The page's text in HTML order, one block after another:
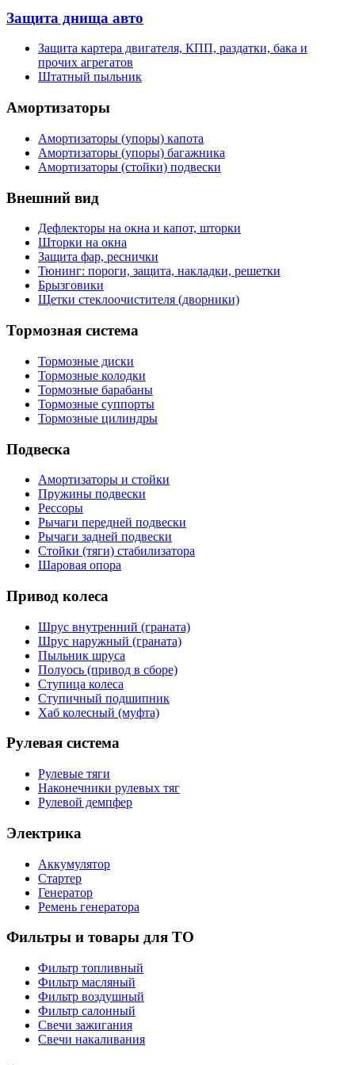
Защита днища авто
Защита картера двигателя, КПП, раздатки, бака и
прочих агрегатов
Штатный пыльник
Амортизаторы
Амортизаторы (упоры) капота
Амортизаторы (упоры) багажника
Амортизаторы (стойки) подвески
Внешний вид
Дефлекторы на окна и капот, шторки
Шторки на окна
Защита фар, реснички
Тюнинг: пороги, защита, накладки, решетки
Брызговики
Щетки стеклоочистителя (дворники)
Тормозная система
Тормозные диски
Тормозные колодки
Тормозные барабаны
Тормозные суппорты
Тормозные цилиндры
Подвеска
Амортизаторы и стойки
Пружины подвески
Рессоры
Рычаги передней подвески
Рычаги задней подвески
Стойки (тяги) стабилизатора
Шаровая опора
Привод колеса
Шрус внутренний (граната)
Шрус наружный (граната)
Пыльник шруса
Полуось (привод в сборе)
Ступица колеса
Ступичный подшипник
Хаб колесный (муфта)
Рулевая система
Рулевые тяги
Наконечники рулевых тяг
Рулевой демпфер
Электрика
Аккумулятор
Стартер
Генератор
Ремень генератора
Фильтры и товары для ТО
Фильтр топливный
Фильтр масляный
Фильтр воздушный
Фильтр салонный
Свечи зажигания
Свечи накаливания